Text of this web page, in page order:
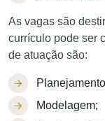
As vagas são
currículo pode ser
de atuação são:
Modelagem;